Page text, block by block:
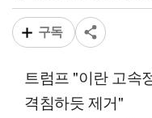
구독
트럼프 "이란 고속
격침하듯 제거"